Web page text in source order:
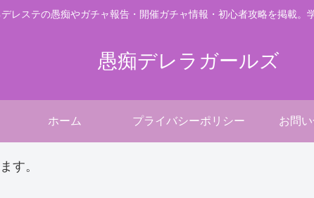
レステの愚痴やガチャ報告・開催ガチャ情報・初心者攻略を掲載。
愚痴デレラガールズ
ホーム プライバシーポリシー お問
す。